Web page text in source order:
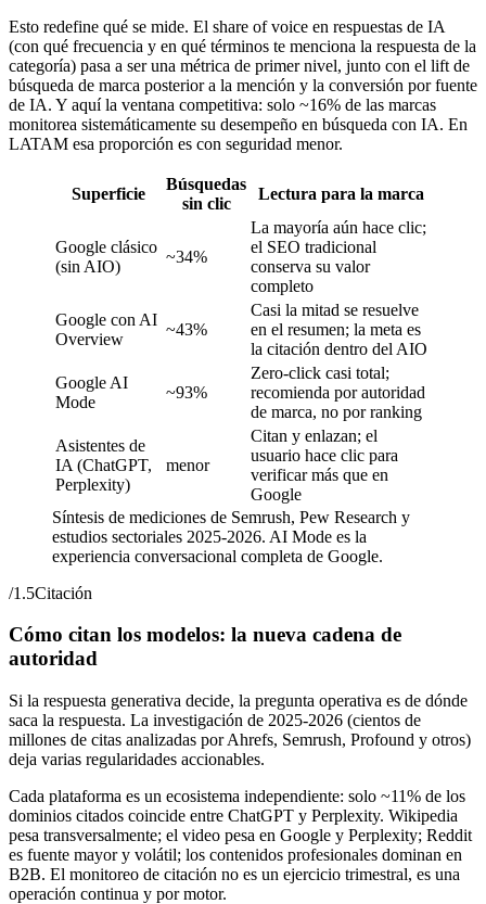
Esto redefine qué se mide. El share of voice en respuestas de IA
(con qué frecuencia y en qué términos te menciona la respuesta de la
categoría) pasa a ser una métrica de primer nivel, junto con el lift de
búsqueda de marca posterior a la mención y la conversión por fuente
de IA. Y aquí la ventana competitiva: solo ~16% de las marcas
monitorea sistemáticamente su desempeño en búsqueda con IA. En
LATAM esa proporción es con seguridad menor.
Superficie
Búsquedas
sin clic
Lectura para la marca
Google clásico
(sin AIO)
~34%
La mayoría aún hace clic;
el SEO tradicional
conserva su valor
completo
Google con AI
Overview
~43%
Casi la mitad se resuelve
en el resumen; la meta es
la citación dentro del AIO
Google AI
Mode
~93%
Zero-click casi total;
recomienda por autoridad
de marca, no por ranking
Asistentes de
IA (ChatGPT,
Perplexity)
menor
Citan y enlazan; el
usuario hace clic para
verificar más que en
Google
Síntesis de mediciones de Semrush, Pew Research y
estudios sectoriales 2025-2026. AI Mode es la
experiencia conversacional completa de Google.
/1.5Citación
Cómo citan los modelos: la nueva cadena de
autoridad
Si la respuesta generativa decide, la pregunta operativa es de dónde
saca la respuesta. La investigación de 2025-2026 (cientos de
millones de citas analizadas por Ahrefs, Semrush, Profound y otros)
deja varias regularidades accionables.
Cada plataforma es un ecosistema independiente: solo ~11% de los
dominios citados coincide entre ChatGPT y Perplexity. Wikipedia
pesa transversalmente; el video pesa en Google y Perplexity; Reddit
es fuente mayor y volátil; los contenidos profesionales dominan en
B2B. El monitoreo de citación no es un ejercicio trimestral, es una
operación continua y por motor.